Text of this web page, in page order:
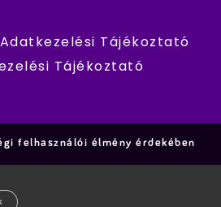
Tájékoztató
Tájékoztató
felhasználói élmény érdekében